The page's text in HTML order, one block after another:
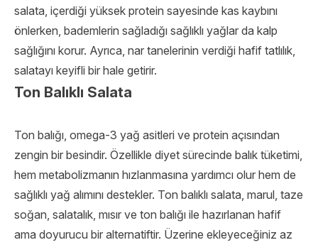
salata, içerdiği yüksek protein sayesinde kas kaybını
önlerken, bademlerin sağladığı sağlıklı yağlar da kalp
sağlığını korur. Ayrıca, nar tanelerinin verdiği hafif tatlılık,
salatayı keyifli bir hale getirir.
Ton Balıklı Salata
Ton balığı, omega-3 yağ asitleri ve protein açısından
zengin bir besindir. Özellikle diyet sürecinde balık tüketimi,
hem metabolizmanın hızlanmasına yardımcı olur hem de
sağlıklı yağ alımını destekler. Ton balıklı salata, marul, taze
soğan, salatalık, mısır ve ton balığı ile hazırlanan hafif
ama doyurucu bir alternatiftir. Üzerine ekleyeceğiniz az